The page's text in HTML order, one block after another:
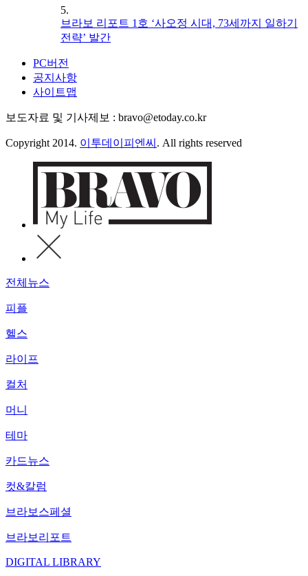
5.
브라보 리포트 1호 ‘사오정 시대, 73세까지 일하기
전략’ 발간
PC버전
공지사항
사이트맵
보도자료 및 기사제보 : bravo@etoday.co.kr
Copyright 2014. 이투데이피엔씨 . All rights reserved
전체뉴스
피플
헬스
라이프
컬처
머니
테마
카드뉴스
컷&칼럼
브라보스페셜
브라보리포트
DIGITAL LIBRARY